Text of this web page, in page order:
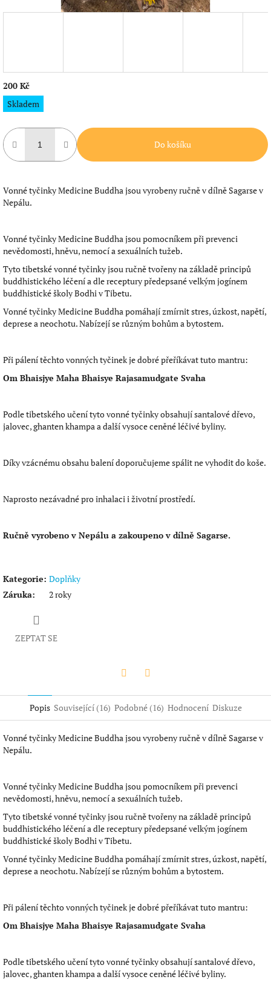
200 Kč
Měrná
cena:
Skladem
Do košíku
Vonné tyčinky Medicine Buddha jsou vyrobeny ručně v dílně Sagarse v
Nepálu.
Vonné tyčinky Medicine Buddha jsou pomocníkem při prevenci
nevědomosti, hněvu, nemocí a sexuálních tužeb.
Tyto tibetské vonné tyčinky jsou ručně tvořeny na základě principů
buddhistického léčení a dle receptury předepsané velkým jogínem
buddhistické školy Bodhi v Tibetu.
Vonné tyčinky Medicine Buddha pomáhají zmírnit stres, úzkost, napětí,
deprese a neochotu. Nabízejí se různým bohům a bytostem.
Při pálení těchto vonných tyčinek je dobré přeříkávat tuto mantru:
Om Bhaisjye Maha Bhaisye Rajasamudgate Svaha
Podle tibetského učení tyto vonné tyčinky obsahují santalové dřevo,
jalovec, ghanten khampa a další vysoce ceněné léčivé byliny.
Díky vzácnému obsahu balení doporučujeme spálit ne vyhodit do koše.
Naprosto nezávadné pro inhalaci i životní prostředí.
Ručně vyrobeno v Nepálu a zakoupeno v dílně Sagarse.
Kategorie: Doplňky
Záruka: 2 roky
ZEPTAT SE
Popis Související (16) Podobné (16) Hodnocení Diskuze
Vonné tyčinky Medicine Buddha jsou vyrobeny ručně v dílně Sagarse v
Nepálu.
Vonné tyčinky Medicine Buddha jsou pomocníkem při prevenci
nevědomosti, hněvu, nemocí a sexuálních tužeb.
Tyto tibetské vonné tyčinky jsou ručně tvořeny na základě principů
buddhistického léčení a dle receptury předepsané velkým jogínem
buddhistické školy Bodhi v Tibetu.
Vonné tyčinky Medicine Buddha pomáhají zmírnit stres, úzkost, napětí,
deprese a neochotu. Nabízejí se různým bohům a bytostem.
Při pálení těchto vonných tyčinek je dobré přeříkávat tuto mantru:
Om Bhaisjye Maha Bhaisye Rajasamudgate Svaha
Podle tibetského učení tyto vonné tyčinky obsahují santalové dřevo,
jalovec, ghanten khampa a další vysoce ceněné léčivé byliny.